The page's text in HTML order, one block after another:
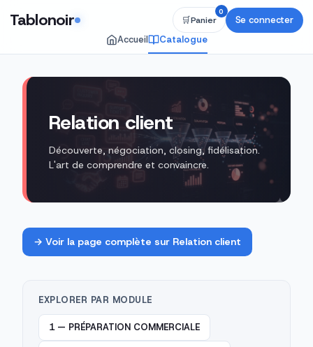
Tablonoir
Accueil Catalogue
🛒Panier
0
Se connecter
Relation client · 31 fiches
Relation client
Découverte, négociation, closing, fidélisation.
L'art de comprendre et convaincre.
→ Voir la page complète sur Relation client
EXPLORER PAR MODULE
1 — PRÉPARATION COMMERCIALE